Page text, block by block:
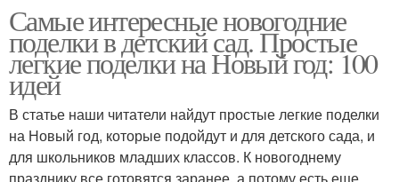
Новогодняя композиция Елка из бумаги
Поделки на елку
Самые интересные новогодние
поделки в детский сад. Простые
легкие поделки на Новый год: 100
идей
В статье наши читатели найдут простые легкие поделки
на Новый год, которые подойдут и для детского сада, и
для школьников младших классов. К новогоднему